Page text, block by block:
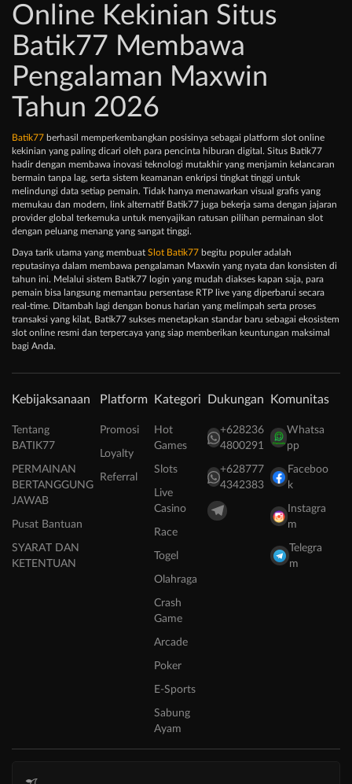
Online Kekinian Situs
Batik77 Membawa
Pengalaman Maxwin
Tahun 2026
Batik77 berhasil memperkembangkan posisinya sebagai platform slot online
kekinian yang paling dicari oleh para pencinta hiburan digital. Situs Batik77
hadir dengan membawa inovasi teknologi mutakhir yang menjamin kelancaran
bermain tanpa lag, serta sistem keamanan enkripsi tingkat tinggi untuk
melindungi data setiap pemain. Tidak hanya menawarkan visual grafis yang
memukau dan modern, link alternatif Batik77 juga bekerja sama dengan jajaran
provider global terkemuka untuk menyajikan ratusan pilihan permainan slot
dengan peluang menang yang sangat tinggi.
Daya tarik utama yang membuat Slot Batik77 begitu populer adalah
reputasinya dalam membawa pengalaman Maxwin yang nyata dan konsisten di
tahun ini. Melalui sistem Batik77 login yang mudah diakses kapan saja, para
pemain bisa langsung memantau persentase RTP live yang diperbarui secara
real-time. Ditambah lagi dengan bonus harian yang melimpah serta proses
transaksi yang kilat, Batik77 sukses menetapkan standar baru sebagai ekosistem
slot online resmi dan terpercaya yang siap memberikan keuntungan maksimal
bagi Anda.
Kebijaksanaan
Tentang
BATIK77
PERMAINAN
BERTANGGUNG
JAWAB
Pusat Bantuan
SYARAT DAN
KETENTUAN
Platform
Promosi
Loyalty
Referral
Kategori
Hot
Games
Slots
Live
Casino
Race
Togel
Olahraga
Crash
Game
Arcade
Poker
E-Sports
Sabung
Ayam
Dukungan
+628236
4800291
+628777
4342383
Komunitas
Whatsa
pp
Faceboo
k
Instagra
m
Telegra
m